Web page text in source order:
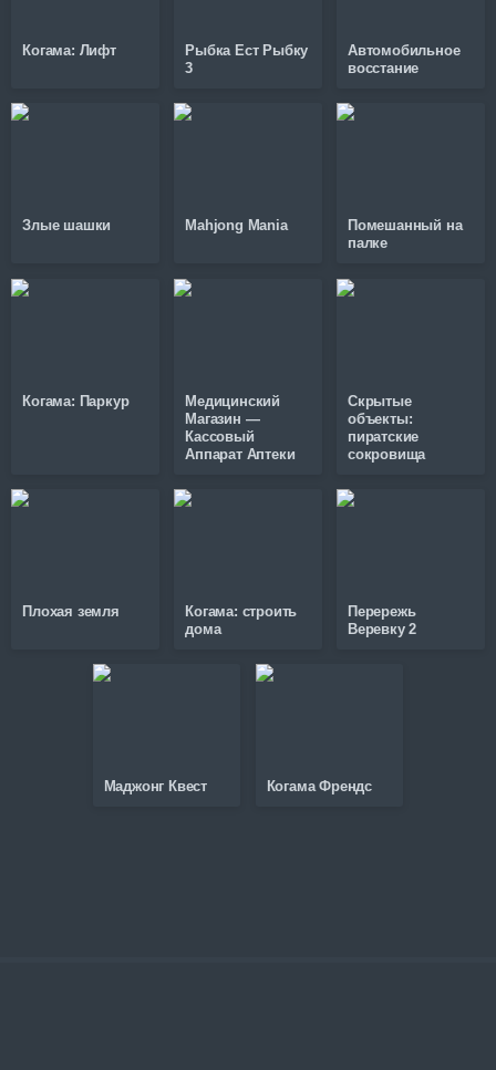
Когама: Лифт
Рыбка Ест Рыбку
3
Автомобильное
восстание
Злые шашки Mahjong Mania
Помешанный на
палке
Когама: Паркур
Медицинский
Магазин —
Кассовый
Аппарат Аптеки
Скрытые
объекты:
пиратские
сокровища
Плохая земля
Когама: строить
дома
Перережь
Веревку 2
Маджонг Квест Когама Френдс